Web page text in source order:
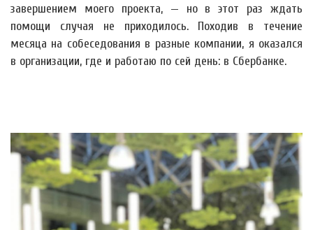
завершением моего проекта, — но в этот раз ждать
помощи случая не приходилось. Походив в течение
месяца на собеседования в разные компании, я оказался
в организации, где и работаю по сей день: в Сбербанке.